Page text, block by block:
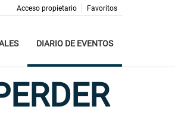
Favoritos
Acceso propietario
DIARIO DE EVENTOS